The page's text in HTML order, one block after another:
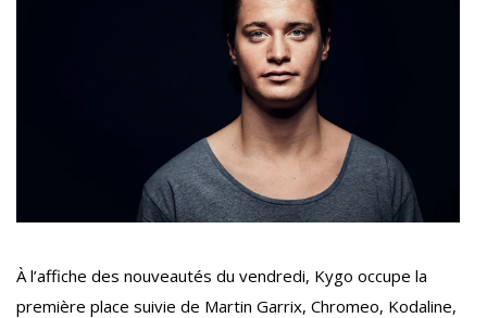
À l’affiche des nouveautés du vendredi, Kygo occupe la
première place suivie de Martin Garrix, Chromeo, Kodaline,